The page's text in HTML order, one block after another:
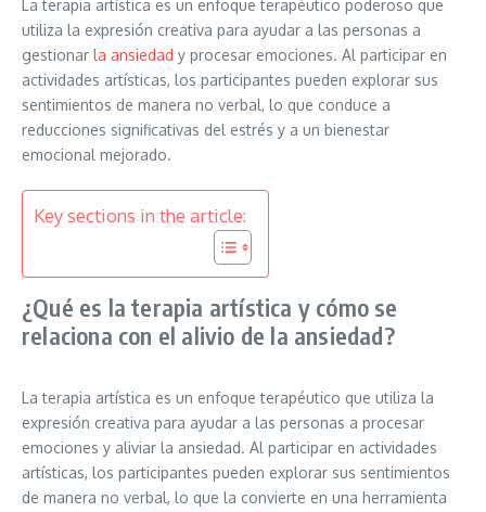
La terapia artística es un enfoque terapéutico poderoso que
utiliza la expresión creativa para ayudar a las personas a
gestionar la ansiedad y procesar emociones. Al participar en
actividades artísticas, los participantes pueden explorar sus
sentimientos de manera no verbal, lo que conduce a
reducciones significativas del estrés y a un bienestar
emocional mejorado.
Key sections in the article:
¿Qué es la terapia artística y cómo se
relaciona con el alivio de la ansiedad?
La terapia artística es un enfoque terapéutico que utiliza la
expresión creativa para ayudar a las personas a procesar
emociones y aliviar la ansiedad. Al participar en actividades
artísticas, los participantes pueden explorar sus sentimientos
de manera no verbal, lo que la convierte en una herramienta